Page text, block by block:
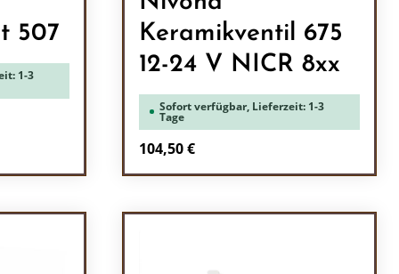
507
1-3
Keramikventil 675
12-24 V NICR 8xx
Sofort verfügbar, Lieferzeit: 1-3
Tage
Regulärer Preis:
104,50 €